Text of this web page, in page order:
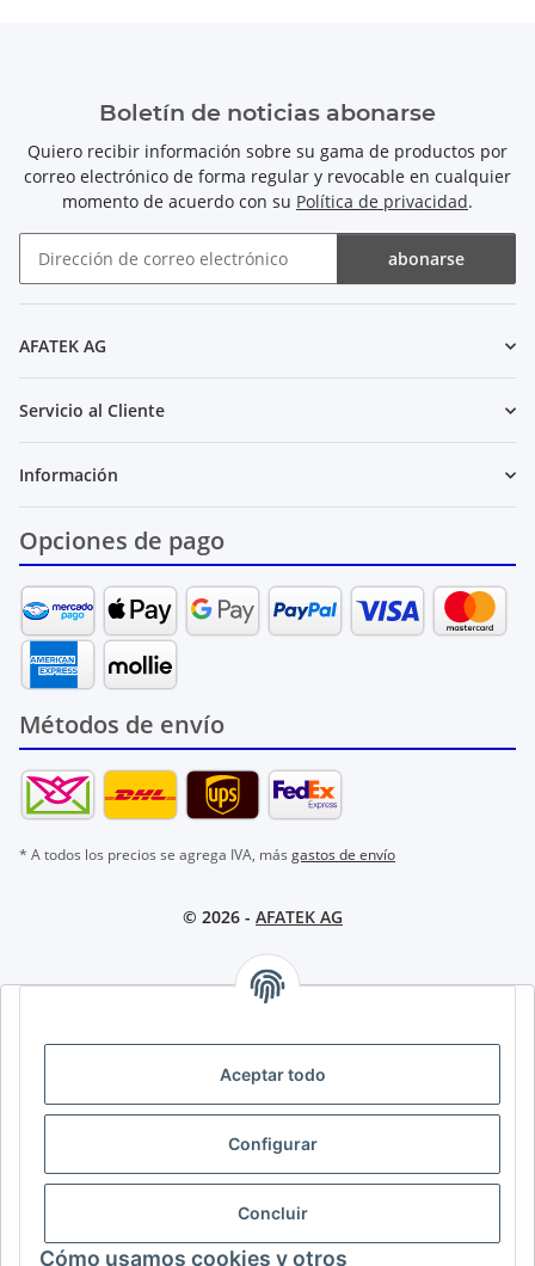
Aceptar todo
Configurar
Concluir
Cómo usamos cookies y otros
Boletín de noticias abonarse
Quiero recibir información sobre su gama de productos por
correo electrónico de forma regular y revocable en cualquier
momento de acuerdo con su Política de privacidad.
abonarse
AFATEK AG
Servicio al Cliente
Información
Opciones de pago
Métodos de envío
* A todos los precios se agrega IVA, más gastos de envío
© 2026 - AFATEK AG
SELECT REGION & LANGUAGE | CHOISIR LA RÉGION ET LA
DE AT CH (DE) CH (FR)
BE (NL)